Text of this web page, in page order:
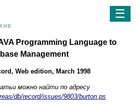
☰
Programming Language to
Management
Web edition, March 1998
можно найти по адресу
db/record/issues/9803/burton.ps